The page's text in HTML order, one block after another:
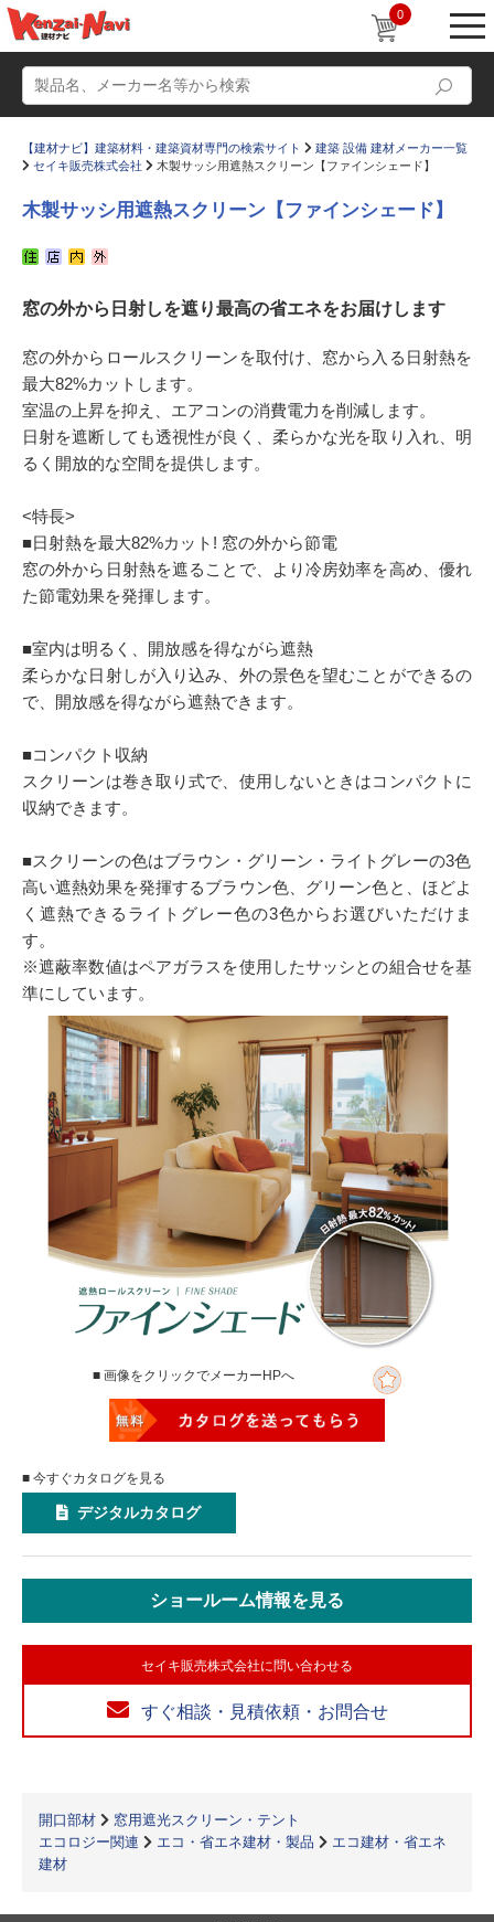
0
かたなび コラム
すまいリング 設計士インタビュー
Q＆A
お気に入り
【建材ナビ】建築材料・建築資材専門の検索サイト
建築 設備 建材メーカー一覧
セイキ販売株式会社
木製サッシ用遮熱スクリーン【ファインシェード】
木製サッシ用遮熱スクリーン【ファインシェード】
窓の外から日射しを遮り最高の省エネをお届けします
窓の外からロールスクリーンを取付け、窓から入る日射熱を
最大82%カットします。
室温の上昇を抑え、エアコンの消費電力を削減します。
日射を遮断しても透視性が良く、柔らかな光を取り入れ、明
るく開放的な空間を提供します。
<特長>
■日射熱を最大82%カット! 窓の外から節電
窓の外から日射熱を遮ることで、より冷房効率を高め、優れ
た節電効果を発揮します。
■室内は明るく、開放感を得ながら遮熱
柔らかな日射しが入り込み、外の景色を望むことができるの
で、開放感を得ながら遮熱できます。
■コンパクト収納
スクリーンは巻き取り式で、使用しないときはコンパクトに
収納できます。
■スクリーンの色はブラウン・グリーン・ライトグレーの3色
高い遮熱効果を発揮するブラウン色、グリーン色と、ほどよ
く遮熱できるライトグレー色の3色からお選びいただけま
す。
※遮蔽率数値はペアガラスを使用したサッシとの組合せを基
準にしています。
■ 画像をクリックでメーカーHPへ
■ 今すぐカタログを見る
デジタルカタログ
ショールーム情報を見る
セイキ販売株式会社に問い合わせる
すぐ相談・見積依頼・お問合せ
開口部材
窓用遮光スクリーン・テント
エコロジー関連
エコ・省エネ建材・製品
エコ建材・省エネ
建材